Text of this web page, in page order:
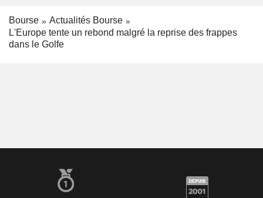
Bourse
Actualités Bourse
L'Europe tente un rebond malgré la reprise des frappes
dans le Golfe